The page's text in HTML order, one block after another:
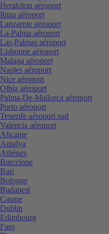
Heraklion aéroport
Ibiza aéroport
Lanzarote aéroport
La-Palma aéroport
Las-Palmas aéroport
Lisbonne aéroport
Malaga aéroport
Naples aéroport
Nice aéroport
Olbia aéroport
Palma-De-Mallorca aéroport
Porto aéroport
Tenerife aéroport sud
Valencia aéroport
Alicante
Antalya
Athènes
Barcelone
Bari
Bologne
Budapest
Catane
Dublin
Edimbourg
Faro